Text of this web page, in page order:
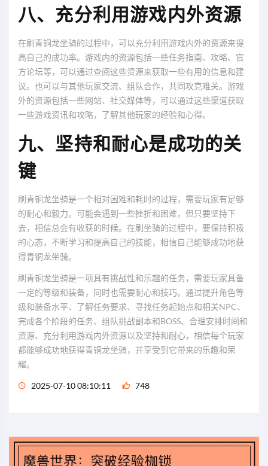
八、充分利用游戏内外资源
在刷青铜龙坐骑的过程中，可以充分利用游戏内外的资源来提
高自己的成功率。游戏内的资源包括一些任务指南、攻略、官
方论坛等，可以通过查阅这些资源来获取一些有用的信息和建
议。也可以与其他玩家交流、组队合作，共同攻克难关。游戏
外的资源包括一些网站、社交媒体等，可以通过这些渠道获取
一些游戏资讯和攻略，了解其他玩家的经验和心得。
九、坚持和耐心是成功的关
键
刷青铜龙坐骑是一个相对困难和耗时的过程，需要玩家有足够
的耐心和毅力。可能会遇到一些挫折和困难，但只要坚持下
去，相信总会有收获的时候。在刷坐骑的过程中，要保持积极
的心态，不断学习和提高自己的技能，相信自己能够成功地获
得青铜龙坐骑。
刷青铜龙坐骑是一项具有挑战性和乐趣的任务，需要玩家具备
一定的等级和装备，同时也需要耐心和技巧。通过提升角色等
级和装备水平、了解任务要求、寻找任务起始点和相关NPC、
完成各个阶段的任务、组队挑战副本和BOSS、合理安排时间和
资源、充分利用游戏内外资源以及坚持和耐心，相信每个玩家
都能够成功地获得青铜龙坐骑，并享受到它带来的乐趣和荣
耀。
2025-07-10 08:10:11 748